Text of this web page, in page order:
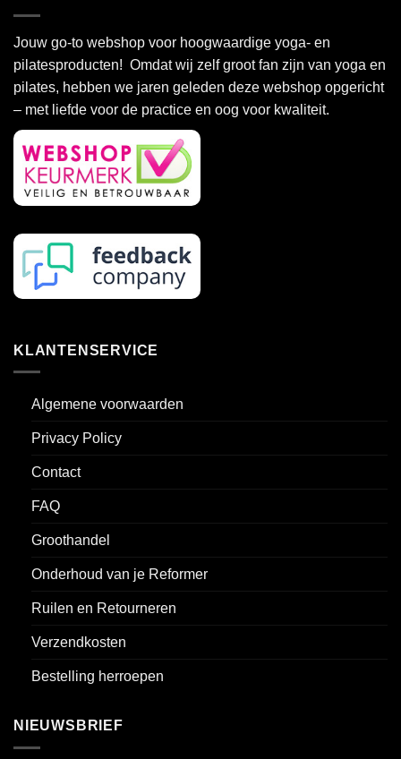
variaties.
Deze
optie
gekozen
worden
op
de
productpagina
Deze
gekozen
worden
Jouw go-to webshop voor hoogwaardige yoga- en
pilatesproducten! Omdat wij zelf groot fan zijn van yoga en
pilates, hebben we jaren geleden deze webshop opgericht
– met liefde voor de practice en oog voor kwaliteit.
KLANTENSERVICE
Algemene voorwaarden
Privacy Policy
Contact
FAQ
Groothandel
Onderhoud van je Reformer
Ruilen en Retourneren
Verzendkosten
Bestelling herroepen
NIEUWSBRIEF